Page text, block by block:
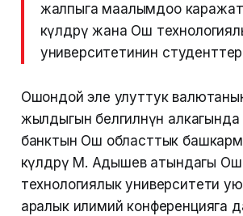
жалпыга маалымдоо
өкүлдөрү жана Ош
университетинин
Ошондой эле улуттук
жылдыгын белгилөөнүн
банктын Ош областтык
өкүлдөрү М. Адышев атындагы Ош
технологиялык университети
аралык илимий конференцияга